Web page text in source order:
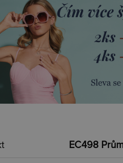
EC498